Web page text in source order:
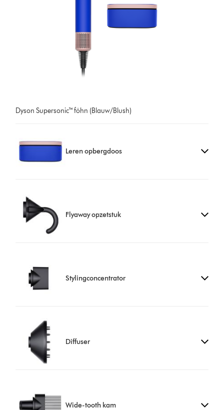
Dyson Supersonic™ föhn (Blauw/Blush)
Leren opbergdoos
Flyaway opzetstuk
Stylingconcentrator
Diffuser
Wide-tooth kam